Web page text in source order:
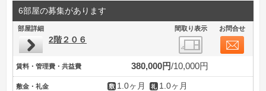
6部屋の募集があります
部屋詳細 間取り表示 お問合せ
2階２０６
賃料・管理費・共益費 380,000円 10,000円
敷金・礼金 1.0ヶ月 1.0ヶ月